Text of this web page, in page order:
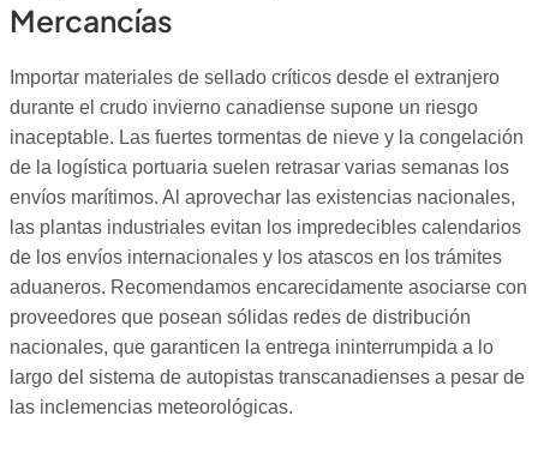
Mercancías
Importar materiales de sellado críticos desde el extranjero
durante el crudo invierno canadiense supone un riesgo
inaceptable. Las fuertes tormentas de nieve y la congelación
de la logística portuaria suelen retrasar varias semanas los
envíos marítimos. Al aprovechar las existencias nacionales,
las plantas industriales evitan los impredecibles calendarios
de los envíos internacionales y los atascos en los trámites
aduaneros. Recomendamos encarecidamente asociarse con
proveedores que posean sólidas redes de distribución
nacionales, que garanticen la entrega ininterrumpida a lo
largo del sistema de autopistas transcanadienses a pesar de
las inclemencias meteorológicas.